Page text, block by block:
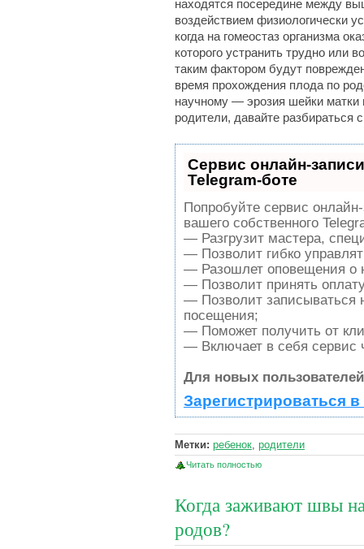
находятся посередине между
воздействием физиологически
когда на гомеостаз организма
которого устранить трудно или
таким фактором будут
время прохождения плода по
научному — эрозия шейки
родители, давайте разбираться
Сервис онлайн-
Telegram-боте
Попробуйте сервис
вашего собственного
— Разгрузит мастера,
— Позволит гибко
— Разошлет оповещения о
— Позволит принять
— Позволит записываться
посещения;
— Поможет получить от
— Включает в себя сервис
Для новых
Зарегистрироваться
Метки: ребенок, родители
Читать полностью
Когда заживают швы
родов?